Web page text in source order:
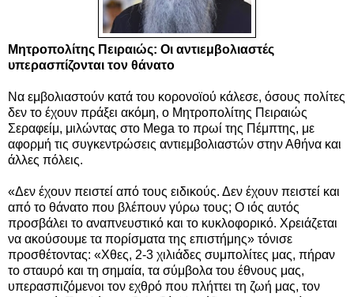
Μητροπολίτης Πειραιώς: Οι αντιεμβολιαστές
υπερασπίζονται τον θάνατο
Να εμβολιαστούν κατά του κορονοϊού κάλεσε, όσους πολίτες
δεν το έχουν πράξει ακόμη, ο Μητροπολίτης Πειραιώς
Σεραφείμ, μιλώντας στο Mega το πρωί της Πέμπτης, με
αφορμή τις συγκεντρώσεις αντιεμβολιαστών στην Αθήνα και
άλλες πόλεις.
«Δεν έχουν πειστεί από τους ειδικούς. Δεν έχουν πειστεί και
από το θάνατο που βλέπουν γύρω τους; Ο ιός αυτός
προσβάλει το αναπνευστικό και το κυκλοφορικό. Χρειάζεται
να ακούσουμε τα πορίσματα της επιστήμης» τόνισε
προσθέτοντας: «Χθες, 2-3 χιλιάδες συμπολίτες μας, πήραν
το σταυρό και τη σημαία, τα σύμβολα του έθνους μας,
υπερασπιζόμενοι τον εχθρό που πλήττει τη ζωή μας, τον